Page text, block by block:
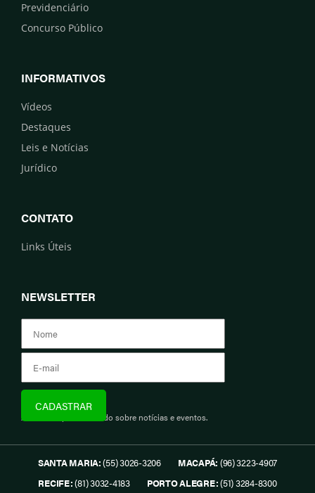
Previdenciário
Concurso Público
INFORMATIVOS
Vídeos
Destaques
Leis e Notícias
Jurídico
CONTATO
Links Úteis
NEWSLETTER
Assine e fique informado sobre notícias e eventos.
SANTA MARIA:(55) 3026-3206 MACAPÁ: (96) 3223-4907
RECIFE:(81) 3032-4183 PORTO ALEGRE:(51) 3284-8300